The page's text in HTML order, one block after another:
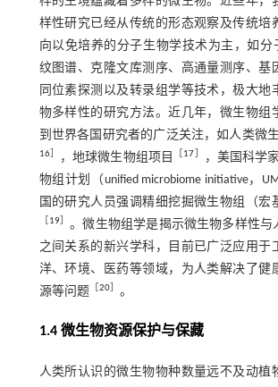
样性研究已经从传统的形态观察及传统培
向以免培养的分子生物学技术为主，如分
纹图谱、克隆文库测序、高通量测序、基
同位素探测以及转录组学等技术，极大地
物多样性的研究方法。近几年，微生物组
到世界各国研究者的广泛关注，如人类微
16］ ，地球微生物组项目 17
，美国科学
物组计划（unified microbiome initiative，
国的研究人员强调精细挖掘微生物组（宏
19］ 。微生物组学是揭示微生物多样性与
之间关系的新兴学科，目前已广泛应用于
洋、环境、医药等领域，为人类解决了健
源等问题［ 20］ 。
1.4 微生物资源保护与保藏
人类所认识的微生物物种数量远不及动植